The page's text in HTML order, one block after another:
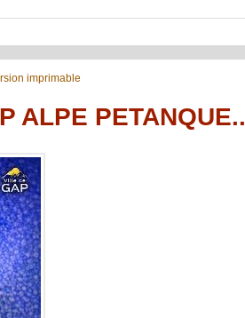
imprimable
ALPE PETANQUE..